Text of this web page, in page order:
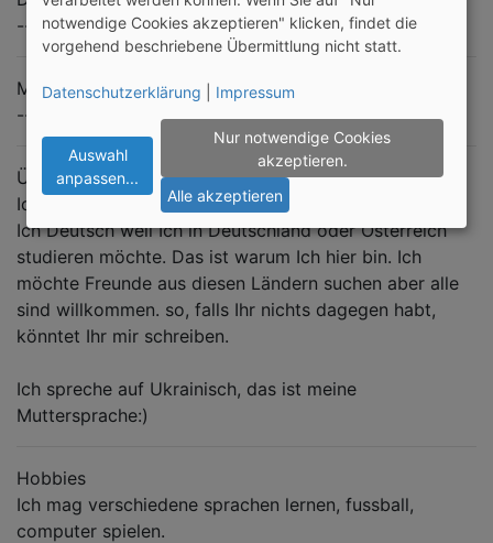
---
Meine Ziele
---
Über mich
Ich mag verschiedene sprachen lernen, jetzt studiere
Ich Deutsch weil Ich in Deutschland oder Österreich
studieren möchte. Das ist warum Ich hier bin. Ich
möchte Freunde aus diesen Ländern suchen aber alle
sind willkommen. so, falls Ihr nichts dagegen habt,
könntet Ihr mir schreiben.
Ich spreche auf Ukrainisch, das ist meine
Muttersprache:)
Hobbies
Ich mag verschiedene sprachen lernen, fussball,
computer spielen.
notwendige Cookies akzeptieren" klicken, findet die
vorgehend beschriebene Übermittlung nicht statt.
Datenschutzerklärung Impressum
Auswahl
anpassen...
Nur notwendige Cookies
akzeptieren.
Alle akzeptieren